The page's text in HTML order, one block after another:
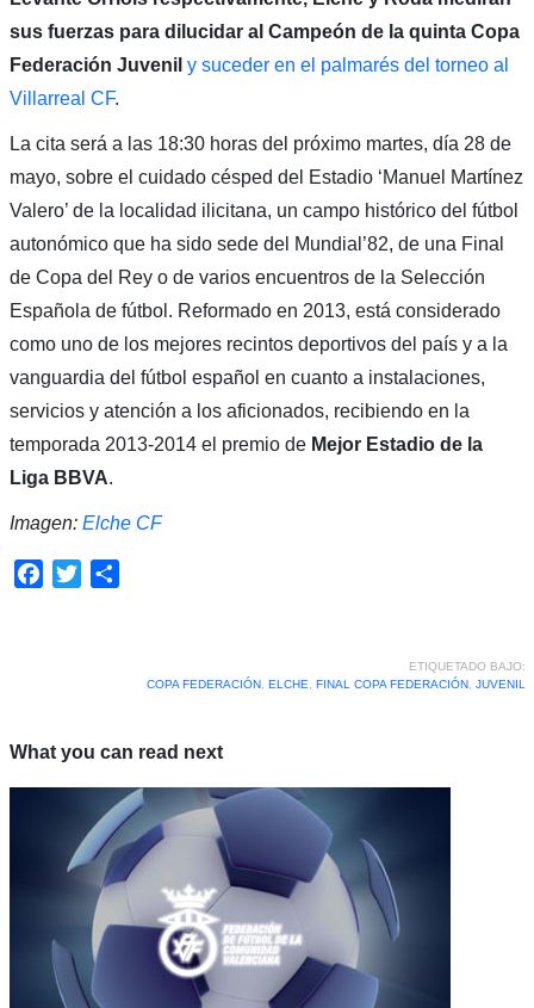
sus fuerzas para dilucidar al Campeón de la quinta Copa
Federación Juvenil y suceder en el palmarés del torneo al
Villarreal CF.
La cita será a las 18:30 horas del próximo martes, día 28 de
mayo, sobre el cuidado césped del Estadio ‘Manuel Martínez
Valero’ de la localidad ilicitana, un campo histórico del fútbol
autonómico que ha sido sede del Mundial’82, de una Final
de Copa del Rey o de varios encuentros de la Selección
Española de fútbol. Reformado en 2013, está considerado
como uno de los mejores recintos deportivos del país y a la
vanguardia del fútbol español en cuanto a instalaciones,
servicios y atención a los aficionados, recibiendo en la
temporada 2013-2014 el premio de Mejor Estadio de la
Liga BBVA.
Imagen: Elche CF
Facebook
Twitter
ETIQUETADO BAJO:
COPA FEDERACIÓN, ELCHE FINAL COPA FEDERACIÓN, JUVENIL
What you can read next